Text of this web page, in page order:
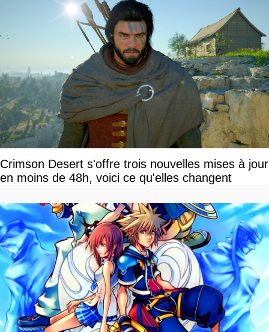
Crimson Desert s'offre trois nouvelles mises à jour
en moins de 48h, voici ce qu'elles changent